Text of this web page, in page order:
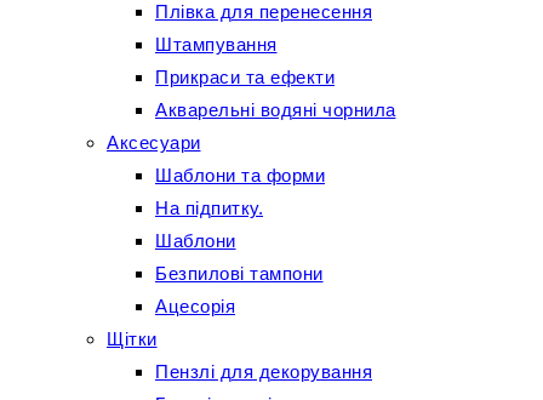
Плівка для перенесення
Штампування
Прикраси та ефекти
Акварельні водяні чорнила
Аксесуари
Шаблони та форми
На підпитку.
Шаблони
Безпилові тампони
Ацесорія
Щітки
Пензлі для декорування